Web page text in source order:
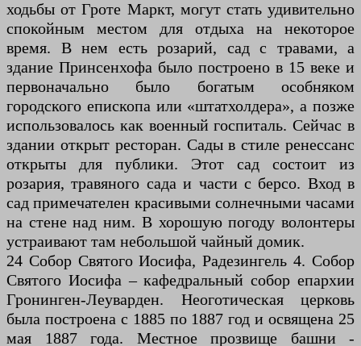
ходьбы от Гроте Маркт, могут стать удивительно
спокойным местом для отдыха на некоторое
время. В нем есть розарий, сад с травами, а
здание Принсенхофа было построено в 15 веке и
первоначально было богатым особняком
городского епископа или «штатхолдера», а позже
использовалось как военный госпиталь. Сейчас в
здании открыт ресторан. Сады в стиле ренессанс
открыты для публики. Этот сад состоит из
розария, травяного сада и части с берсо. Вход в
сад примечателен красивыми солнечными часами
на стене над ним. В хорошую погоду волонтеры
устраивают там небольшой чайный домик.
24 Собор Святого Иосифа, Радезингель 4. Собор
Святого Иосифа – кафедральный собор епархии
Гронинген-Леуварден. Неоготическая церковь
была построена с 1885 по 1887 год и освящена 25
мая 1887 года. Местное прозвище башни -